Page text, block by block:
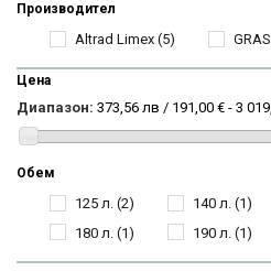
Производител
Altrad Limex (5)
Цена
Диапазон: 373,56 лв / 191,00 € - 3
Обем
125 л. (2) 140 л. (1)
180 л. (1) 190 л. (1)